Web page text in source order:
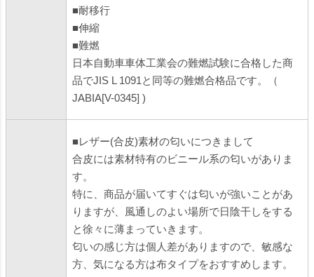
■耐移行
■伸縮
■難燃
日本自動車車体工業会の難燃試験に合格した商
品でJIS L 1091と同等の難燃合格品です。（
JABIA[V-0345] )
■レザー(合皮)素材の匂いにつきまして
合皮には素材特有のビニール系の匂いがありま
す。
特に、商品が届いてすぐは匂いが強いことがあ
りますが、風通しのよい場所で日陰干しをする
と徐々に薄まっていきます。
匂いの感じ方は個人差がありますので、敏感な
方、気になる方は布タイプをおすすめします。